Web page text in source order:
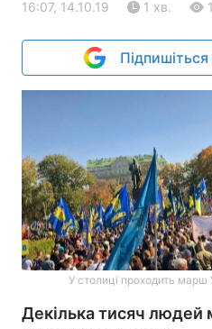
16:07, 14.10.19 1 хв.
У столиці проходить
Декілька тисяч